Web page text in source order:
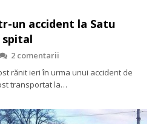
un accident la Satu
spital
2 comentarii
rănit ieri în urma unui accident de
transportat la…